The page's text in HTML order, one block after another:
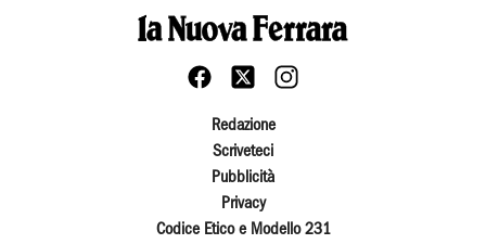
Redazione
Scriveteci
Pubblicità
Privacy
Codice Etico e Modello 231